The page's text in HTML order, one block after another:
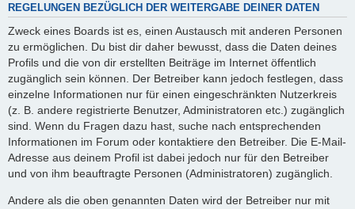
REGELUNGEN BEZÜGLICH DER WEITERGABE DEINER DATEN
Zweck eines Boards ist es, einen Austausch mit anderen Personen
zu ermöglichen. Du bist dir daher bewusst, dass die Daten deines
Profils und die von dir erstellten Beiträge im Internet öffentlich
zugänglich sein können. Der Betreiber kann jedoch festlegen, dass
einzelne Informationen nur für einen eingeschränkten Nutzerkreis
(z. B. andere registrierte Benutzer, Administratoren etc.) zugänglich
sind. Wenn du Fragen dazu hast, suche nach entsprechenden
Informationen im Forum oder kontaktiere den Betreiber. Die E-Mail-
Adresse aus deinem Profil ist dabei jedoch nur für den Betreiber
und von ihm beauftragte Personen (Administratoren) zugänglich.
Andere als die oben genannten Daten wird der Betreiber nur mit